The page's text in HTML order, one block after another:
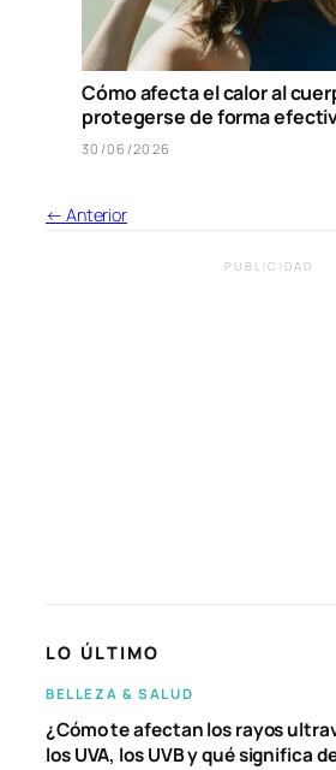
Cómo afecta el calor al
protegerse de forma
30/06/2026
← Anterior
PUBLICIDAD
LO ÚLTIMO
BELLEZA & SALUD
¿Cómo te afectan los rayos
los UVA, los UVB y qué significa